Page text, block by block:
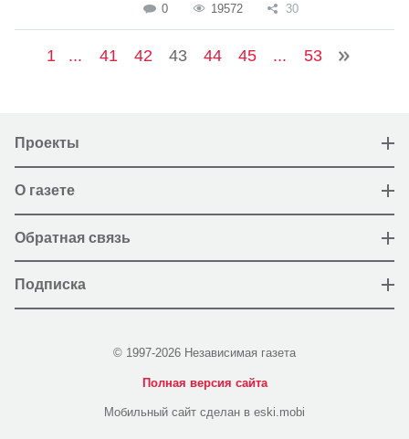
0 19572 30
1 ... 41 42 43 44 45 ... 53
Проекты
О газете
Обратная связь
Подписка
© 1997-2026 Независимая газета
Полная версия сайта
Мобильный сайт сделан в eski.mobi